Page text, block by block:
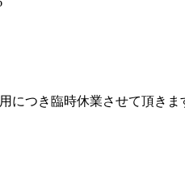
につき臨時休業させて頂き